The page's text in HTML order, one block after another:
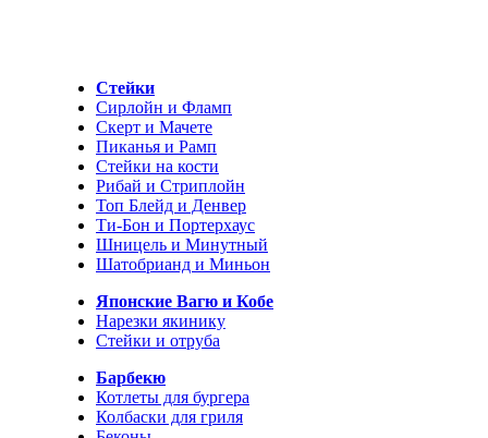
Стейки
Сирлойн и Фламп
Скерт и Мачете
Пиканья и Рамп
Стейки на кости
Рибай и Стриплойн
Топ Блейд и Денвер
Ти-Бон и Портерхаус
Шницель и Минутный
Шатобрианд и Миньон
Японские Вагю и Кобе
Нарезки якинику
Стейки и отруба
Барбекю
Котлеты для бургера
Колбаски для гриля